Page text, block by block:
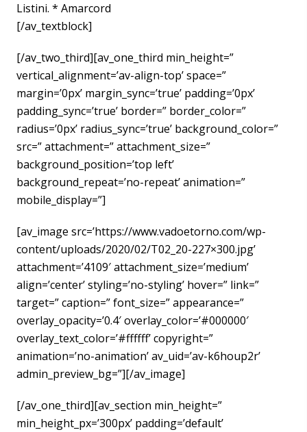
Listini. * Amarcord
[/av_textblock]
[/av_two_third][av_one_third min_height=”
vertical_alignment=’av-align-top’ space=”
margin=’0px’ margin_sync=’true’ padding=’0px’
padding_sync=’true’ border=” border_color=”
radius=’0px’ radius_sync=’true’ background_color=”
src=” attachment=” attachment_size=”
background_position=’top left’
background_repeat=’no-repeat’ animation=”
mobile_display=”]
[av_image src=’https://www.vadoetorno.com/wp-
content/uploads/2020/02/T02_20-227×300.jpg’
attachment=’4109′ attachment_size=’medium’
align=’center’ styling=’no-styling’ hover=” link=”
target=” caption=” font_size=” appearance=”
overlay_opacity=’0.4′ overlay_color=’#000000′
overlay_text_color=’#ffffff’ copyright=”
animation=’no-animation’ av_uid=’av-k6houp2r’
admin_preview_bg=”][/av_image]
[/av_one_third][av_section min_height=”
min_height_px=’300px’ padding=’default’